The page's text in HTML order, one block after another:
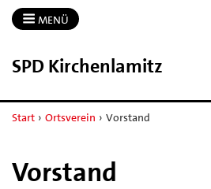
MENÜ
SPD Kirchenlamitz
Start › Ortsverein › Vorstand
Vorstand